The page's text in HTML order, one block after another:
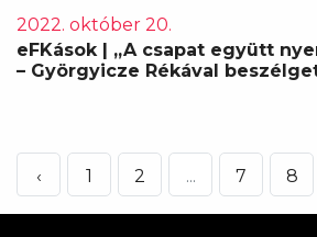
2022. október 20.
eFKások | „A csapat együtt
– Györgyicze Rékával
‹ 1 2 ... 7 8